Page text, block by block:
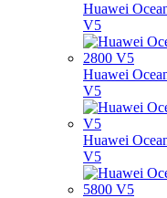
Huawei
V5
Huawei
V5
Huawei
V5